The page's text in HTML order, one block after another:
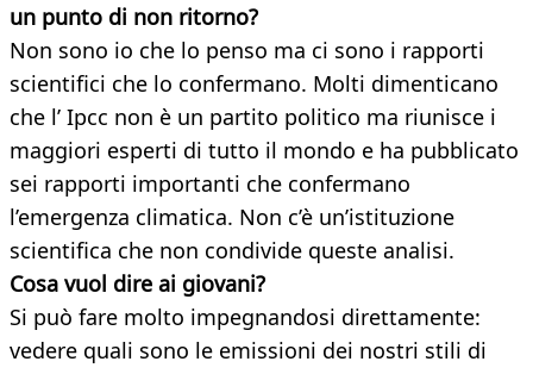
un punto di non ritorno?
Non sono io che lo penso ma ci sono i rapporti
scientifici che lo confermano. Molti dimenticano
che l’ Ipcc non è un partito politico ma riunisce i
maggiori esperti di tutto il mondo e ha pubblicato
sei rapporti importanti che confermano
l’emergenza climatica. Non c’è un’istituzione
scientifica che non condivide queste analisi.
Cosa vuol dire ai giovani?
Si può fare molto impegnandosi direttamente:
vedere quali sono le emissioni dei nostri stili di